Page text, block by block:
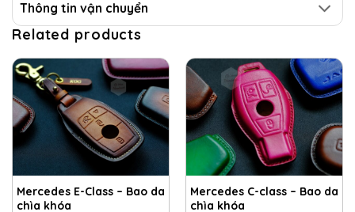
Thông tin vận chuyển
Related products
Mercedes E-Class – Bao da
chìa khóa
Mercedes C-class – Bao da
chìa khóa